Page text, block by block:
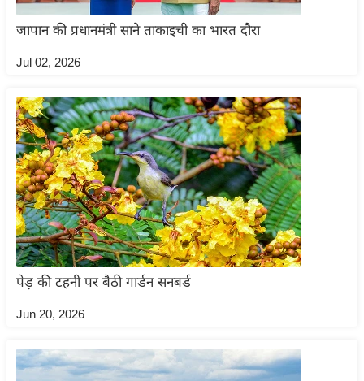
हॉ
वु
फि
ल्म
स
मी
क्षा
B
r
e
a
k
n
g
जापान की प्रधानमंत्री साने ताकाइची का भारत दौरा
Jul 02, 2026
पेड़ की टहनी पर बैठी गार्डन सनबर्ड
Jun 20, 2026